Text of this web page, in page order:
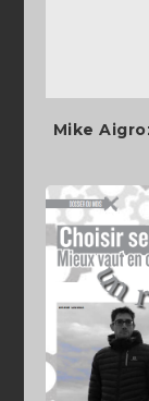
Mike